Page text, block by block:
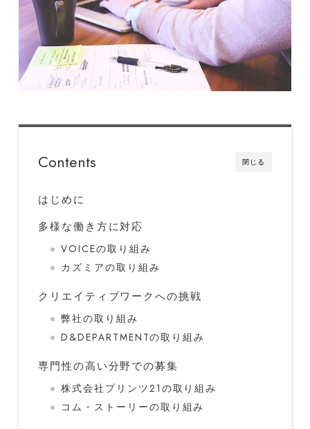
閉じる
Contents
はじめに
多様な働き方に対応
VOICEの取り組み
カズミアの取り組み
クリエイティブワークへの挑戦
弊社の取り組み
D&DEPARTMENTの取り組み
専門性の高い分野での募集
株式会社プリンツ21の取り組み
コム・ストーリーの取り組み